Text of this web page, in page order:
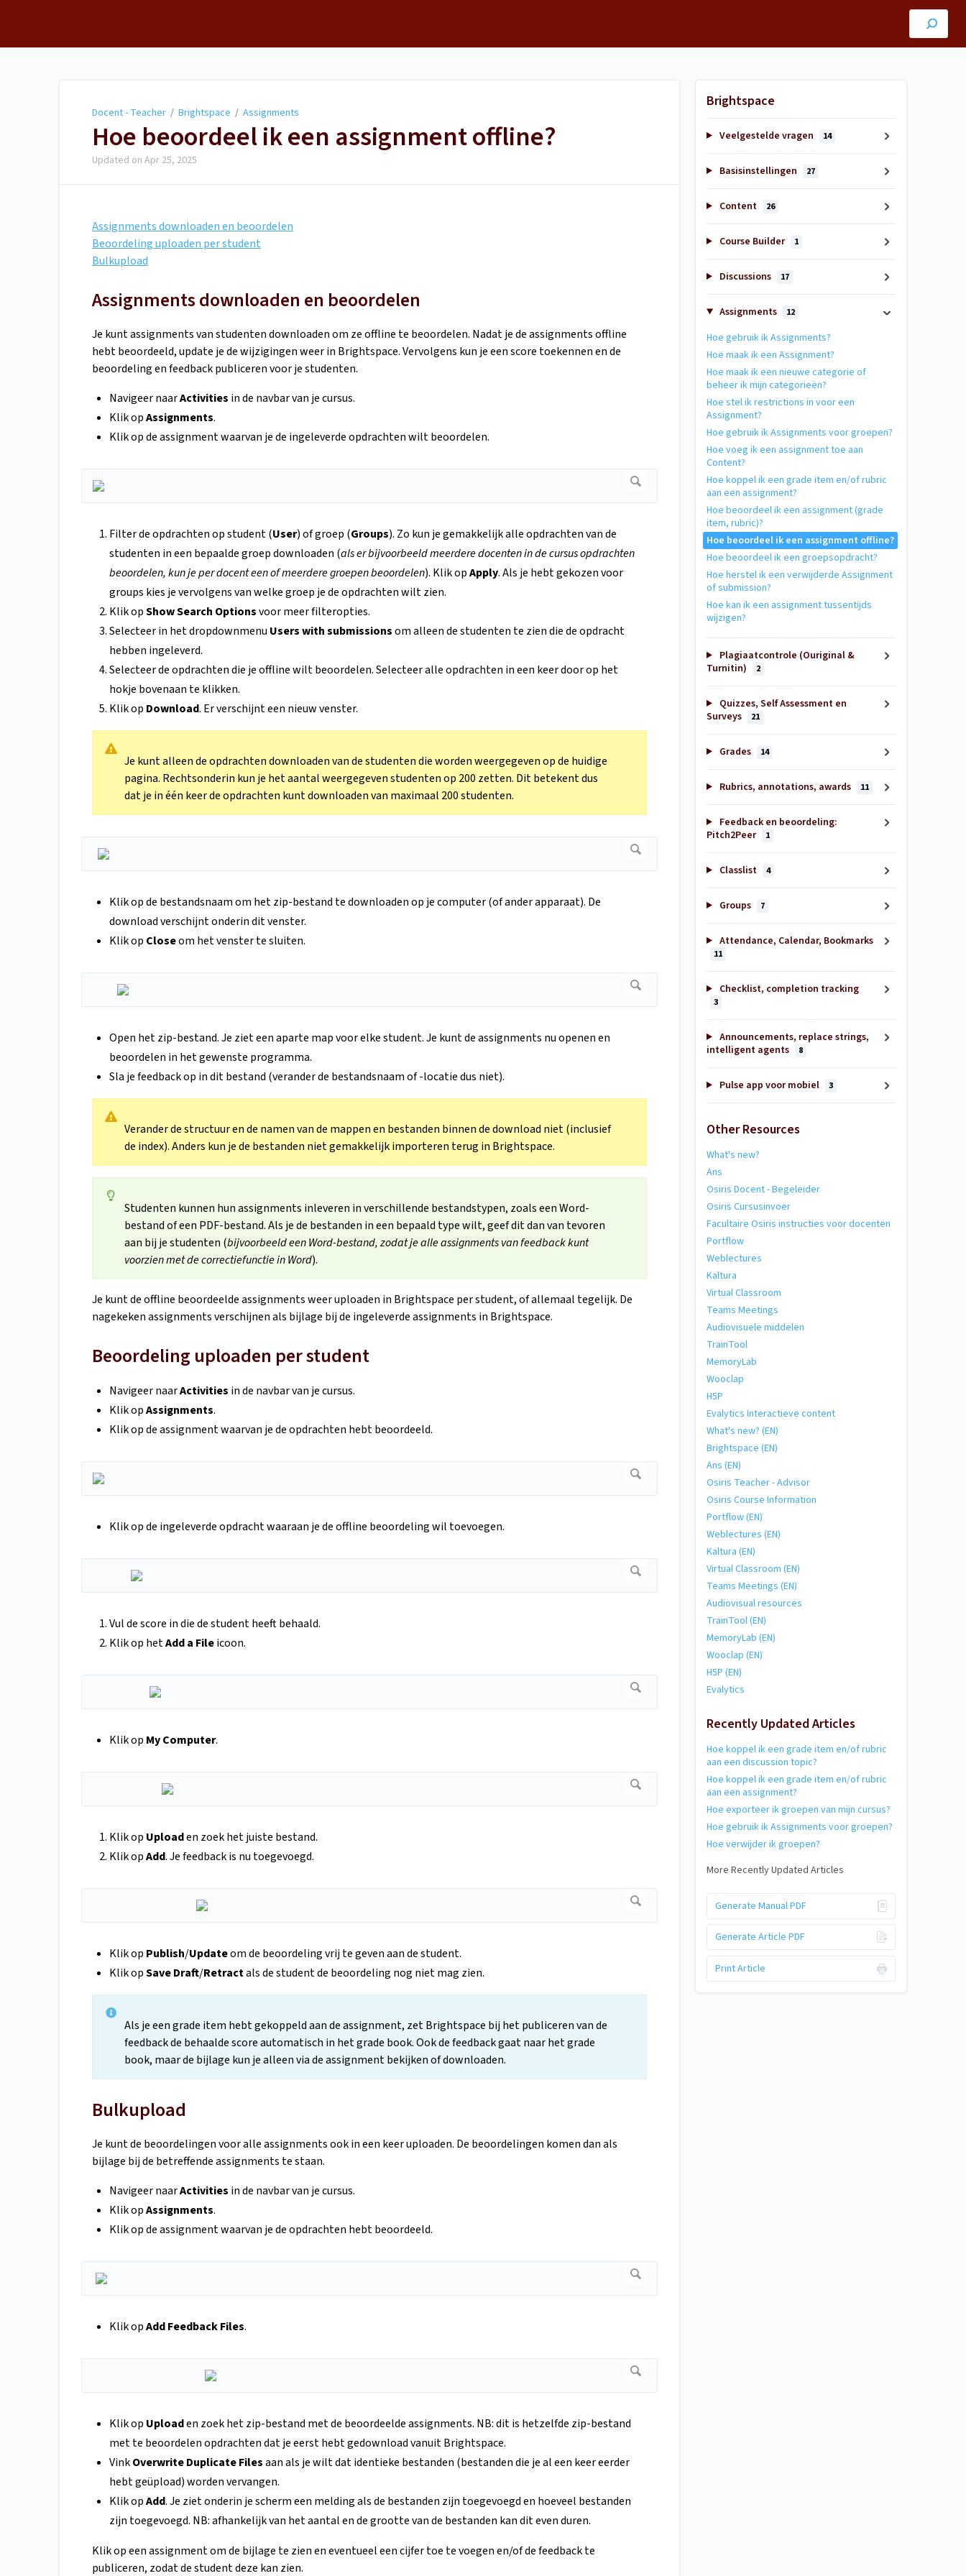
Docent - Teacher / Brightspace / Assignments
Hoe beoordeel ik een assignment offline?
Updated on Apr 25, 2025
Assignments downloaden en beoordelen
Beoordeling uploaden per student
Bulkupload
Assignments downloaden en beoordelen
Je kunt assignments van studenten downloaden om ze offline te beoordelen. Nadat je de assignments offline
hebt beoordeeld, update je de wijzigingen weer in Brightspace. Vervolgens kun je een score toekennen en de
beoordeling en feedback publiceren voor je studenten.
Navigeer naarActivities in de navbar van je cursus.
Klik opAssignments.
Klik op de assignment waarvan je de ingeleverde opdrachten wilt beoordelen.
Filter de opdrachten op student (User) of groep (Groups). Zo kun je gemakkelijk alle opdrachten van de
studenten in een bepaalde groep downloaden (als er bijvoorbeeld meerdere docenten in de cursus opdrachten
beoordelen, kun je per docent een of meerdere groepen beoordelen). Klik opApply. Als je hebt gekozen voor
groups kies je vervolgens van welke groep je de opdrachten wilt zien.
Klik opShow Search Optionsvoor meer filteropties.
Selecteer in het dropdownmenu Users with submissionsom alleen de studenten te zien die de opdracht
hebben ingeleverd.
Selecteer de opdrachten die je offline wilt beoordelen. Selecteer alle opdrachten in een keer door op het
hokje bovenaan te klikken.
Klik op Download. Er verschijnt een nieuw venster.
Je kunt alleen de opdrachten downloaden van de studenten die worden weergegeven op de huidige
pagina. Rechtsonderin kun je het aantal weergegeven studenten op 200 zetten. Dit betekent dus
dat je in één keer de opdrachten kunt downloaden van maximaal 200 studenten.
Klik op de bestandsnaam om het zip-bestand te downloaden op je computer (of ander apparaat). De
download verschijnt onderin dit venster.
Klik op Closeom het venster te sluiten.
Open het zip-bestand. Je ziet een aparte map voor elke student. Je kunt de assignments nu openen en
beoordelen in het gewenste programma.
Sla je feedback op in dit bestand (verander de bestandsnaam of -locatie dus niet).
Verander de structuur en de namen van de mappen en bestanden binnen de download niet (inclusief
de index). Anders kun je de bestanden niet gemakkelijk importeren terug in Brightspace.
Studenten kunnen hun assignments inleveren in verschillende bestandstypen, zoals een Word-
bestand of een PDF-bestand. Als je de bestanden in een bepaald type wilt, geef dit dan van tevoren
aan bij je studenten (bijvoorbeeld een Word-bestand, zodat je alle assignments van feedback kunt
voorzien met de correctiefunctie in Word).
Je kunt de offline beoordeelde assignments weer uploaden in Brightspace per student, of allemaal tegelijk. De
nagekeken assignments verschijnen als bijlage bij de ingeleverde assignments in Brightspace.
Beoordeling uploaden per student
Navigeer naarActivities in de navbar van je cursus.
Klik opAssignments.
Klik op de assignment waarvan je de opdrachten hebt beoordeeld.
Klik op de ingeleverde opdracht waaraan je de offline beoordeling wil toevoegen.
Vul de score in die de student heeft behaald.
Klik op hetAdd a Fileicoon.
Klik op My Computer.
Klik op Uploaden zoek het juiste bestand.
Klik opAdd. Je feedback is nu toegevoegd.
Klik op Publish/Updateom de beoordeling vrij te geven aan de student.
Klik opSaveDraft/Retractals de student de beoordeling nog niet mag zien.
Als je een grade item hebt gekoppeld aan de assignment, zet Brightspace bij het publiceren van de
feedback de behaalde score automatisch in het grade book. Ook de feedback gaat naar het grade
book, maar de bijlage kun je alleen via de assignment bekijken of downloaden.
Bulkupload
Je kunt de beoordelingen voor alle assignments ook in een keer uploaden. De beoordelingen komen dan als
bijlage bij de betreffende assignments te staan.
Navigeer naarActivities in de navbar van je cursus.
Klik opAssignments.
Klik op de assignment waarvan je de opdrachten hebt beoordeeld.
Klik opAdd Feedback Files.
Klik op Uploaden zoek het zip-bestand met de beoordeelde assignments. NB: dit is hetzelfde zip-bestand
met te beoordelen opdrachten dat je eerst hebt gedownload vanuit Brightspace.
VinkOverwrite Duplicate Filesaan als je wilt dat identieke bestanden (bestanden die je al een keer eerder
hebt geüpload) worden vervangen.
Klik opAdd. Je ziet onderin je scherm een melding als de bestanden zijn toegevoegd en hoeveel bestanden
zijn toegevoegd. NB: afhankelijk van het aantal en de grootte van de bestanden kan dit even duren.
Klik op een assignment om de bijlage te zien en eventueel een cijfer toe te voegen en/of de feedback te
publiceren, zodat de student deze kan zien.
Brightspace
Veelgestelde vragen 14
Basisinstellingen 27
Content 26
Course Builder 1
Discussions 17
Assignments 12
Hoe gebruik ik Assignments?
Hoe maak ik een Assignment?
Hoe maak ik een nieuwe categorie of
beheer ik mijn categorieën?
Hoe stel ik restrictions in voor een
Assignment?
Hoe gebruik ik Assignments voor groepen?
Hoe voeg ik een assignment toe aan
Content?
Hoe koppel ik een grade item en/of rubric
aan een assignment?
Hoe beoordeel ik een assignment (grade
item, rubric)?
Hoe beoordeel ik een assignment offline?
Hoe beoordeel ik een groepsopdracht?
Hoe herstel ik een verwijderde Assignment
of submission?
Hoe kan ik een assignment tussentijds
wijzigen?
Plagiaatcontrole (Ouriginal &
Turnitin)
2
Quizzes, Self Assessment en
Surveys
21
Grades 14
Rubrics, annotations, awards 11
Feedback en beoordeling:
Pitch2Peer
1
Classlist 4
Groups 7
Attendance, Calendar, Bookmarks
11
Checklist, completion tracking
3
Announcements, replace strings,
intelligent agents
8
Pulse app voor mobiel 3
Other Resources
What's new?
Ans
Osiris Docent - Begeleider
Osiris Cursusinvoer
Facultaire Osiris instructies voor docenten
Portflow
Weblectures
Kaltura
Virtual Classroom
Teams Meetings
Audiovisuele middelen
TrainTool
MemoryLab
Wooclap
H5P
Evalytics Interactieve content
What's new? (EN)
Brightspace (EN)
Ans (EN)
Osiris Teacher - Advisor
Osiris Course Information
Portflow (EN)
Weblectures (EN)
Kaltura (EN)
Virtual Classroom (EN)
Teams Meetings (EN)
Audiovisual resources
TrainTool (EN)
MemoryLab (EN)
Wooclap (EN)
H5P (EN)
Evalytics
Recently Updated Articles
Hoe koppel ik een grade item en/of rubric
aan een discussion topic?
Hoe koppel ik een grade item en/of rubric
aan een assignment?
Hoe exporteer ik groepen van mijn cursus?
Hoe gebruik ik Assignments voor groepen?
Hoe verwijder ik groepen?
More Recently Updated Articles
Generate Manual PDF
Generate Article PDF
Print Article